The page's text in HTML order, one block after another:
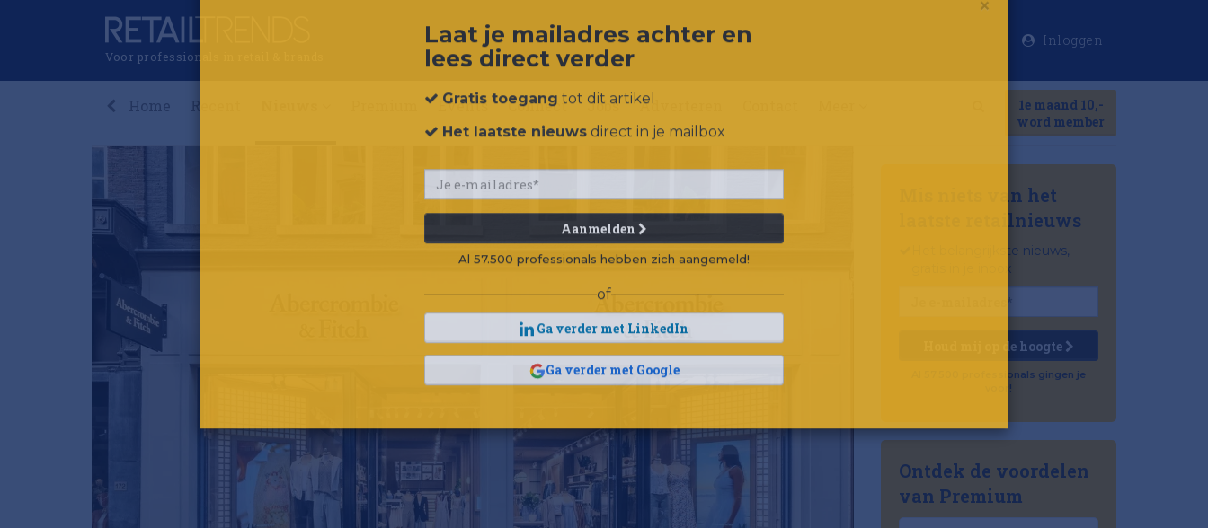
Voor professionals in retail & brands
Inloggen
Home Recent Events Connect Jobs Adverteren
1e maand 10,-
word member
Mis niets van het
laatste retailnieuws
Het belangrijkste nieuws,
gratis in je inbox
Houd mij op de hoogte
Al 57.500 professionals gingen je
voor!
Ontdek de voordelen
van Premium
Laat je mailadres achter en
lees direct verder
Het laatste nieuws
of
Ga verder met LinkedIn